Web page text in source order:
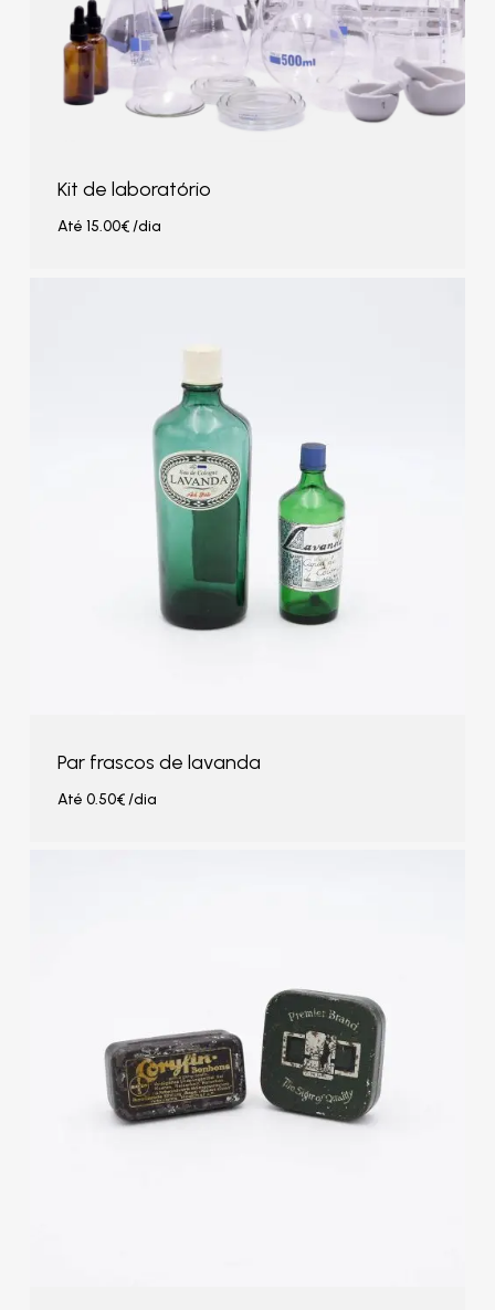
Kit de laboratório
Até 15.00€/dia
Par frascos de lavanda
Até 0.50€/dia